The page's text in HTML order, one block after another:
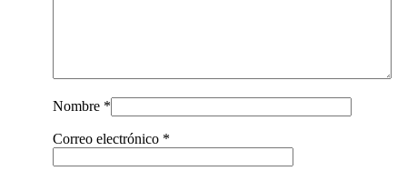
Nombre *
Correo electrónico *